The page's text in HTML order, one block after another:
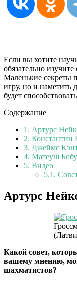
Если вы хотите
обязательно
Маленькие секреты
игру, но и наметить
будет
Содержание
1. Артурс
2.
3. Джеймс
4. Матеуш
5. Видео
5.1.
Артурс
Какой совет,
вашему мнению,
шахматистов?